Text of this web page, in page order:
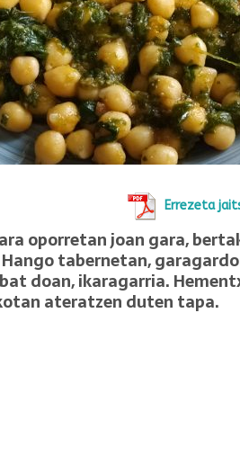
Errezeta
oporretan joan gara,
tabernetan,
doan, ikaragarria.
ateratzen duten tapa.